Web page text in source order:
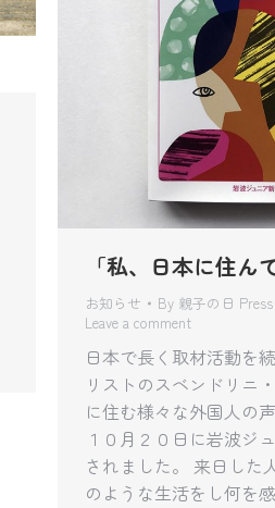
「私、日本に住ん
お知らせ By 親子の日 Press
Leave a comment
日本で長く取材活動を
リストのスベンドリニ
に住む様々な外国人の
１０月２０日に岩波ジ
されました。 来日した
のような生活をし何を